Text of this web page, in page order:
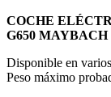
COCHE
G650 MAYBACH
Disponible en
Peso máximo